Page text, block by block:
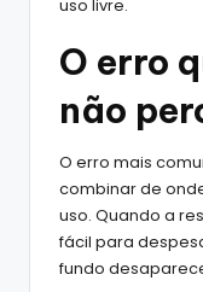
uso livre.
O erro
não
O erro mais
combinar de
uso. Quando a
fácil para
fundo